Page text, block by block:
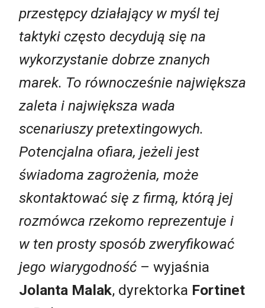
przestępcy działający w myśl tej
taktyki często decydują się na
wykorzystanie dobrze znanych
marek. To równocześnie największa
zaleta i największa wada
scenariuszy pretextingowych.
Potencjalna ofiara, jeżeli jest
świadoma zagrożenia, może
skontaktować się z firmą, którą jej
rozmówca rzekomo reprezentuje i
w ten prosty sposób zweryfikować
jego wiarygodność – wyjaśnia
Jolanta Malak, dyrektorka Fortinet